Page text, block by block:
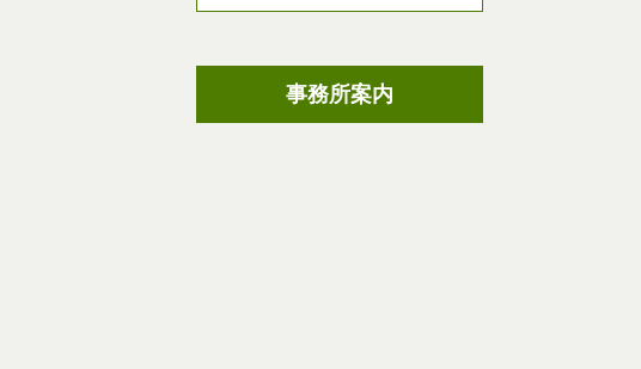
事務所案内